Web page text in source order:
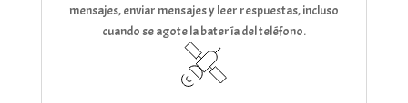
mensajes, enviar mensajes y leer respuestas, incluso
cuando se agote la batería del teléfono.